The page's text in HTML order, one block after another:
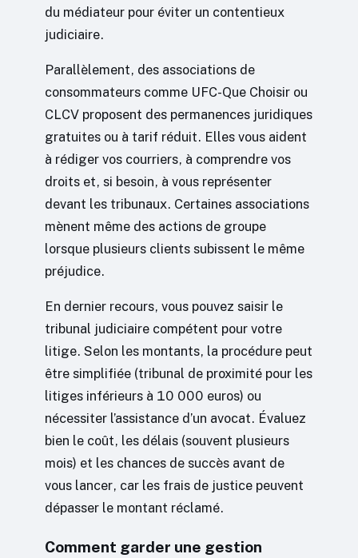
du médiateur pour éviter un contentieux
judiciaire.
Parallèlement, des associations de
consommateurs comme UFC-Que Choisir ou
CLCV proposent des permanences juridiques
gratuites ou à tarif réduit. Elles vous aident
à rédiger vos courriers, à comprendre vos
droits et, si besoin, à vous représenter
devant les tribunaux. Certaines associations
mènent même des actions de groupe
lorsque plusieurs clients subissent le même
préjudice.
En dernier recours, vous pouvez saisir le
tribunal judiciaire compétent pour votre
litige. Selon les montants, la procédure peut
être simplifiée (tribunal de proximité pour les
litiges inférieurs à 10 000 euros) ou
nécessiter l’assistance d’un avocat. Évaluez
bien le coût, les délais (souvent plusieurs
mois) et les chances de succès avant de
vous lancer, car les frais de justice peuvent
dépasser le montant réclamé.
Comment garder une gestion